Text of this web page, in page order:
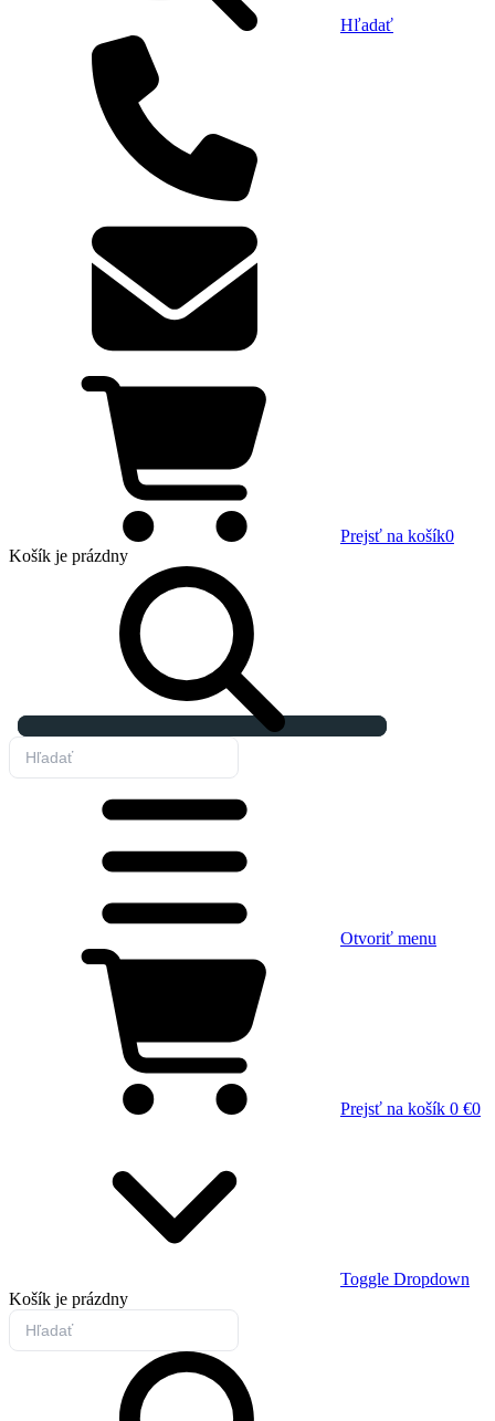
Hľadať
Prejsť na košík0
Košík je prázdny
Otvoriť menu
Prejsť na košík 0 €0
Toggle Dropdown
Košík je prázdny